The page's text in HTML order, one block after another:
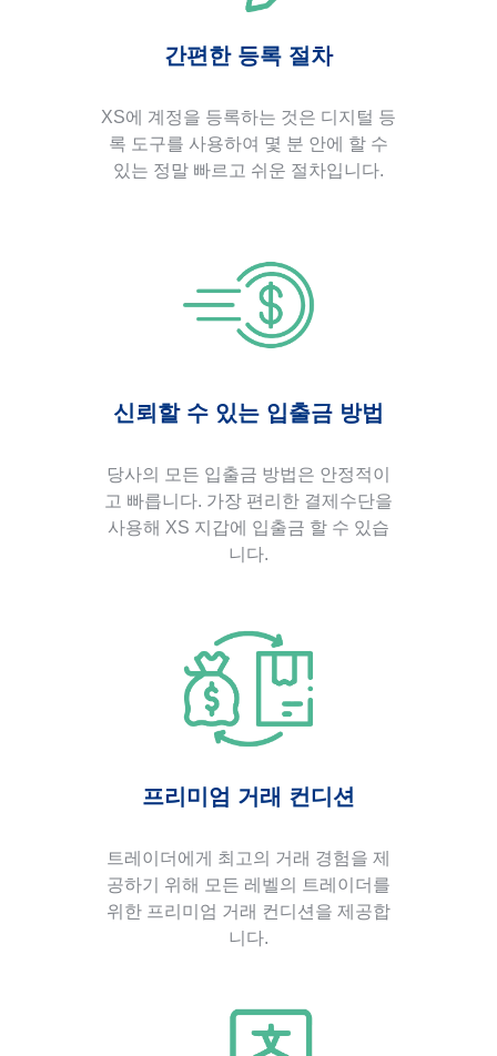
간편한 등록 절차
XS에 계정을 등록하는 것은 디지털 등
록 도구를 사용하여 몇 분 안에 할 수
있는 정말 빠르고 쉬운 절차입니다.
신뢰할 수 있는 입출금 방법
당사의 모든 입출금 방법은 안정적이
고 빠릅니다. 가장 편리한 결제수단을
사용해 XS 지갑에 입출금 할 수 있습
니다.
프리미엄 거래 컨디션
트레이더에게 최고의 거래 경험을 제
공하기 위해 모든 레벨의 트레이더를
위한 프리미엄 거래 컨디션을 제공합
니다.